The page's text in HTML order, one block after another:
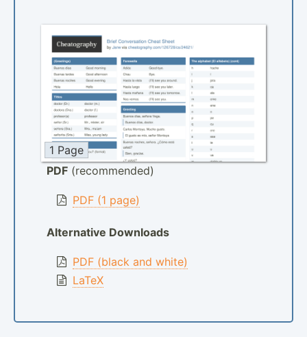
1 Page
PDF (recommended)
PDF (1 page)
Alternative Downloads
PDF (black and white)
LaTeX